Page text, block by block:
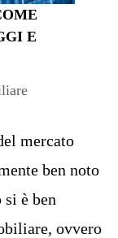
E
mercato
ben noto
è ben
ovvero